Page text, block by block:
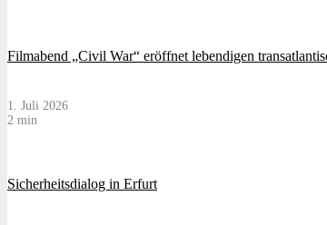
Filmabend „Civil War“ eröffnet lebendigen
1. Juli 2026
2 min
Sicherheitsdialog in Erfurt